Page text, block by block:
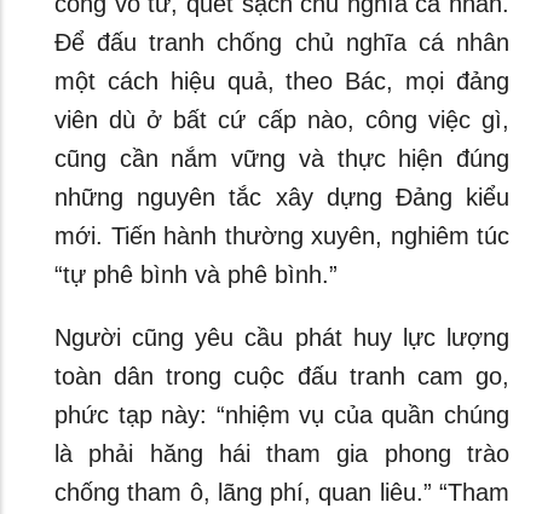
Để đấu tranh chống chủ nghĩa cá nhân
một cách hiệu quả, theo Bác, mọi đảng
viên dù ở bất cứ cấp nào, công việc gì,
cũng cần nắm vững và thực hiện đúng
những nguyên tắc xây dựng Đảng kiểu
mới. Tiến hành thường xuyên, nghiêm túc
“tự phê bình và phê bình.”
Người cũng yêu cầu phát huy lực lượng
toàn dân trong cuộc đấu tranh cam go,
phức tạp này: “nhiệm vụ của quần chúng
là phải hăng hái tham gia phong trào
chống tham ô, lãng phí, quan liêu.” “Tham